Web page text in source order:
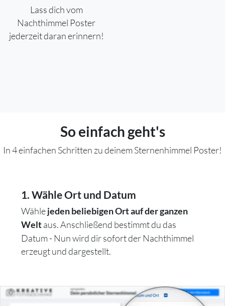
Lass dich vom
Nachthimmel Poster
jederzeit daran erinnern!
So einfach geht's
In 4 einfachen Schritten zu deinem Sternenhimmel Poster!
1. Wähle Ort und Datum
Wählejeden beliebigen Ort auf der ganzen
Weltaus. Anschließend bestimmt du das
Datum - Nun wird dir sofort der Nachthimmel
erzeugt und dargestellt.